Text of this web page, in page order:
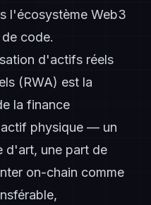
l'écosystème Web3
code.
d'actifs réels
(RWA) est la
la finance
actif physique — un
d'art, une part de
on-chain comme